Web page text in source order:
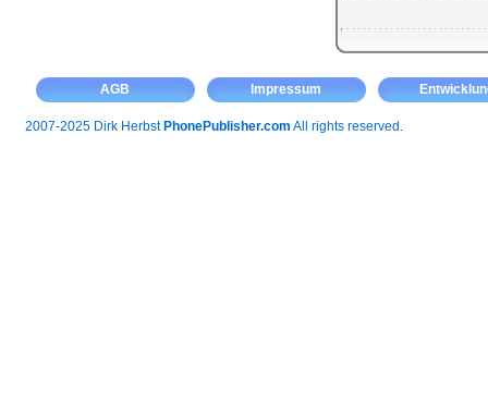
AGB Impressum
2007-2025 Dirk Herbst PhonePublisher.com All rights reserved.